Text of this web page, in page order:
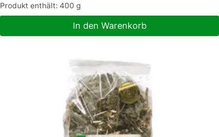
Produkt enthält: 400 g
In den Warenkorb